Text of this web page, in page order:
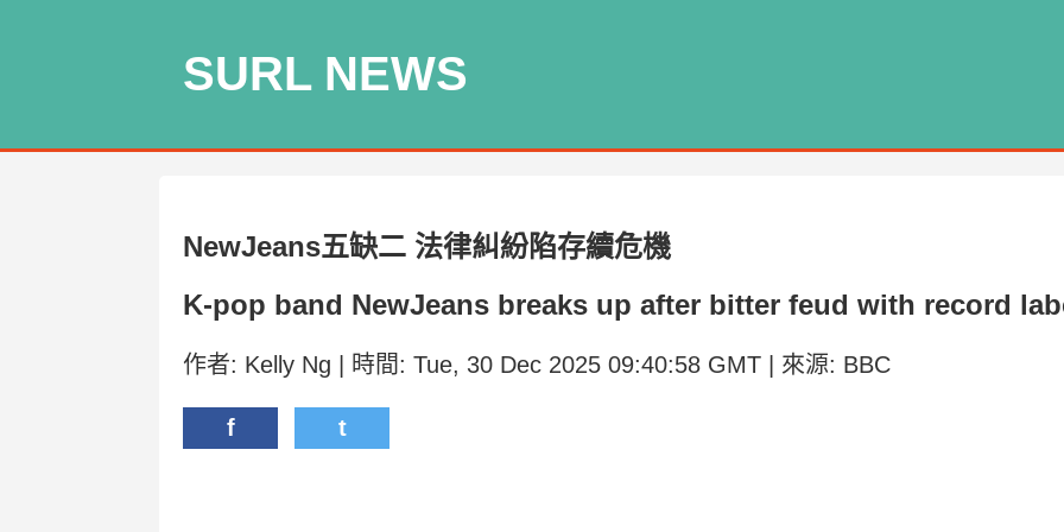
SURL NEWS
NewJeans五缺二 法律糾紛陷存續危機
K-pop band NewJeans breaks up after bitter feud with record
作者: Kelly Ng | 時間: Tue, 30 Dec 2025 09:40:58 GMT | 來源: BBC
f t